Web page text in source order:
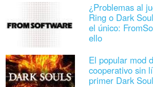
¿Problemas al
Ring o Dark
el único:
ello
El popular mod
cooperativo sin
primer Dark